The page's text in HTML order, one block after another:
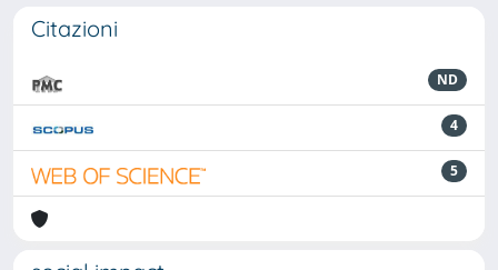
Citazioni
ND
4
5